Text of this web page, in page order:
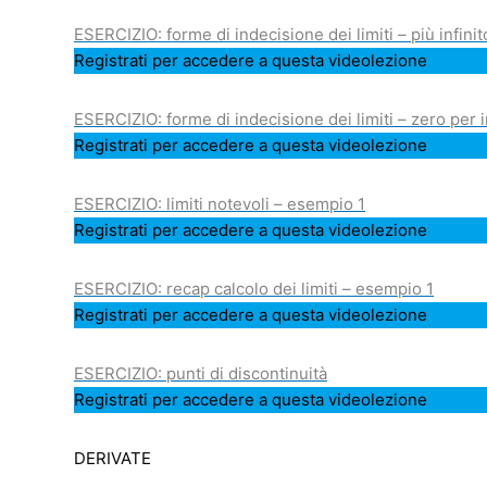
ESERCIZIO: forme di indecisione dei limiti – più
Registrati per accedere a questa videolezione
ESERCIZIO: forme di indecisione dei limiti – zero per
Registrati per accedere a questa videolezione
ESERCIZIO: limiti notevoli – esempio 1
Registrati per accedere a questa videolezione
ESERCIZIO: recap calcolo dei limiti – esempio 1
Registrati per accedere a questa videolezione
ESERCIZIO: punti di discontinuità
Registrati per accedere a questa videolezione
DERIVATE